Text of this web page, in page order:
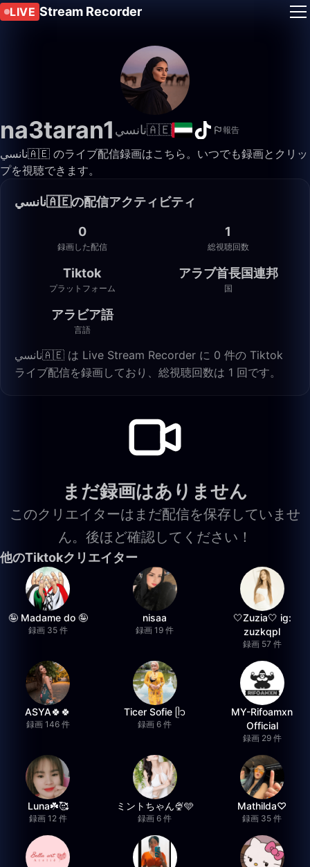
LIVE Stream Recorder
na3taran1 نانسي🇦🇪 報告
نانسي🇦🇪 のライブ配信録画はこちら。いつでも録画とクリッ
プを視聴できます。
نانسي🇦🇪の配信アクティビティ
0
録画した配信
1
総視聴回数
Tiktok
プラットフォーム
アラブ首長国連邦
国
アラビア語
言語
نانسي🇦🇪 は Live Stream Recorder に 0 件の Tiktok
ライブ配信を録画しており、総視聴回数は 1 回です。
まだ録画はありません
このクリエイターはまだ配信を保存していませ
ん。後ほど確認してください！
他のTiktokクリエイター
🤪 Madame do 🤪
録画 35 件
nisaa
録画 19 件
🤍Zuzia🤍 ig:
zuzkqpl
録画 57 件
ASYA🍀🍀
録画 146 件
Ticer Sofie ᥫ᭡
録画 6 件
MY-Rifoamxn
Official
録画 29 件
Luna☘️🥰
録画 12 件
ミントちゃん🍨🩵
録画 6 件
Mathilda♡︎
録画 35 件